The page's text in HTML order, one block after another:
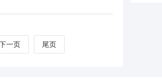
和决
一页 尾页